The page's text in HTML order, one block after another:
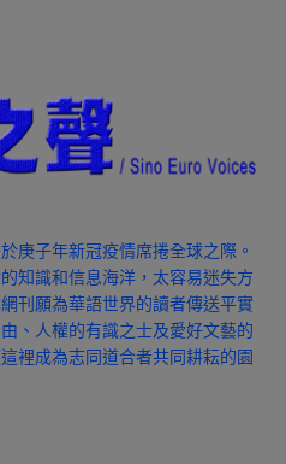
庚子年新冠疫情席捲全球之際。
知識和信息海洋，太容易迷失方
刊願為華語世界的讀者傳送平實
、人權的有識之士及愛好文藝的
裡成為志同道合者共同耕耘的園